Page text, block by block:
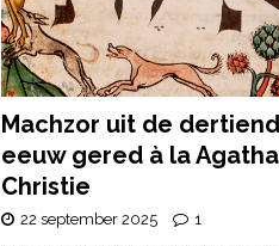
Machzor uit de
eeuw gered à la Agatha
Christie
22 september 2025 1